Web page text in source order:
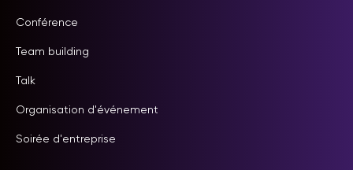
Conférence
Team building
Talk
Organisation d'événement
Soirée d'entreprise